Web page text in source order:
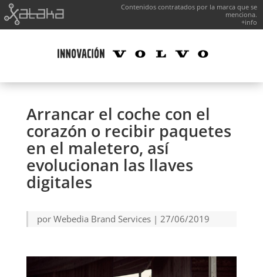
Contenidos contratados por la marca que se
menciona.
+info
Arrancar el coche con el
corazón o recibir paquetes
en el maletero, así
evolucionan las llaves
digitales
por Webedia Brand Services| 27/06/2019